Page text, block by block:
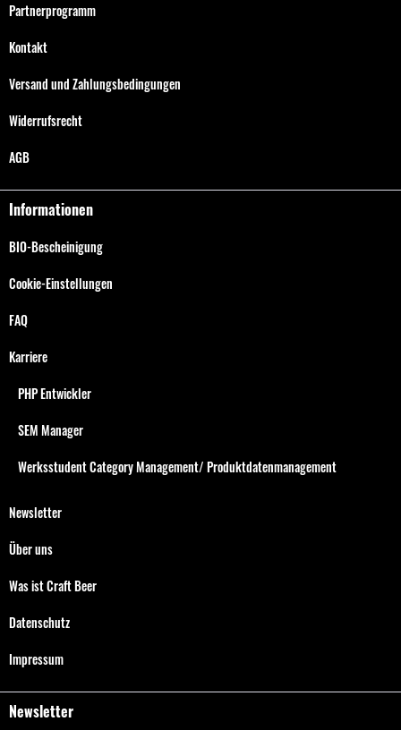
Partnerprogramm
Kontakt
Versand und Zahlungsbedingungen
Widerrufsrecht
AGB
Informationen
BIO-Bescheinigung
Cookie-Einstellungen
FAQ
Karriere
PHP Entwickler
SEM Manager
Werksstudent Category Management/ Produktdatenmanagement
Newsletter
Über uns
Was ist Craft Beer
Datenschutz
Impressum
Newsletter